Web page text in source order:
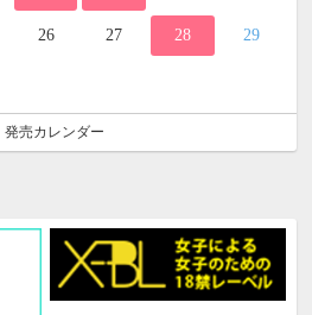
26 27 28 29
発売カレンダー